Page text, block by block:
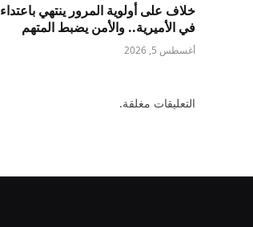
خلاف على أولوية المرور ينتهي باعتداء
في الأميرية.. والأمن يضبط المتهم
أغسطس 5, 2026
التعليقات مغلقة.